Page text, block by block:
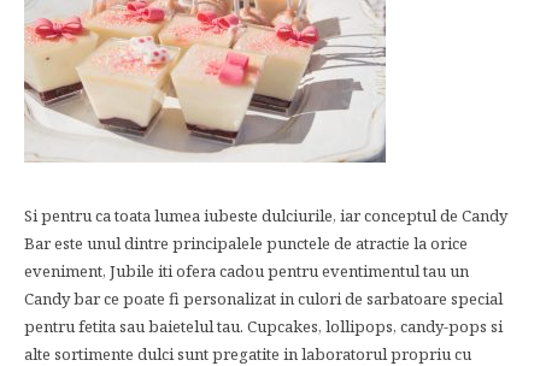
Si pentru ca toata lumea iubeste dulciurile, iar conceptul de Candy
Bar este unul dintre principalele punctele de atractie la orice
eveniment, Jubile iti ofera cadou pentru eventimentul tau un
Candy bar ce poate fi personalizat in culori de sarbatoare special
pentru fetita sau baietelul tau. Cupcakes, lollipops, candy-pops si
alte sortimente dulci sunt pregatite in laboratorul propriu cu